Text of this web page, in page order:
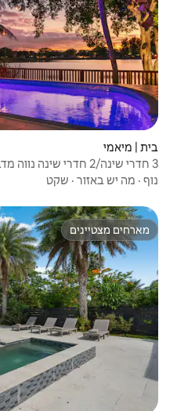
שינה נווה מדבר טרופי עם בריכת מים מלוחים!